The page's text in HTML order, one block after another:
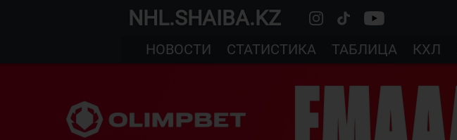
NHL.SHAIBA.KZ
НОВОСТИ
СТАТИСТИКА ТАБЛИЦА КХЛ